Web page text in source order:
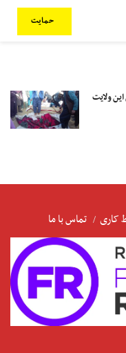
حمایت
ولایت
کاری تماس با ما